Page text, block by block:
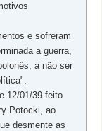
e sofreram
a guerra,
a não ser
12/01/39 feito
Potocki, ao
desmente as